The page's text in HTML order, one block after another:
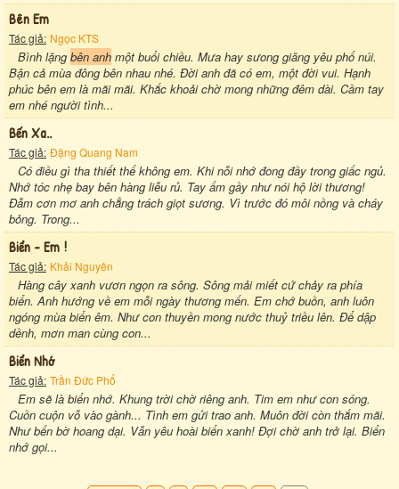
Bên Em
Tác giả: Ngọc KTS
Bình lặng bên anh một buổi chiều. Mưa hay sưong giăng yêu phố núi.
Bận cả mùa đông bên nhau nhé. Đời anh đã có em, một đời vui. Hạnh
phúc bên em là mãi mãi. Khắc khoải chờ mong những đêm dài. Cầm tay
em nhé người tình...
Bến Xa..
Tác giả: Đặng Quang Nam
Có điều gì tha thiết thế không em. Khi nỗi nhớ đong đầy trong giấc ngủ.
Nhớ tóc nhẹ bay bên hàng liễu rủ. Tay ấm gầy như nói hộ lời thương!
Đẫm cơn mơ anh chẳng trách giọt sương. Vì trước đó môi nồng và cháy
bỏng. Trong...
Biển - Em !
Tác giả: Khải Nguyên
Hàng cây xanh vươn ngọn ra sông. Sông mải miết cứ chảy ra phía
biển. Anh hướng về em mỗi ngày thương mến. Em chớ buồn, anh luôn
ngóng mùa biển êm. Như con thuyền mong nước thuỷ triều lên. Để dập
dềnh, mơn man cùng con...
Biển Nhớ
Tác giả: Trần Đức Phổ
Em sẽ là biển nhớ. Khung trời chờ riêng anh. Tim em như con sóng.
Cuồn cuộn vỗ vào gành... Tình em gửi trao anh. Muôn đời còn thắm mãi.
Như bến bờ hoang dại. Vẫn yêu hoài biển xanh! Đợi chờ anh trở lại. Biển
nhớ gọi...